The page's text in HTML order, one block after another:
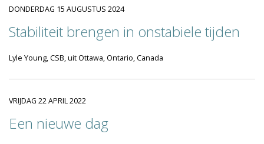
DONDERDAG 15 AUGUSTUS 2024
Stabiliteit brengen in onstabiele tijden
Lyle Young, CSB, uit Ottawa, Ontario, Canada
VRIJDAG 22 APRIL 2022
Een nieuwe dag